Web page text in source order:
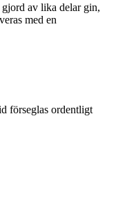
av lika delar gin,
med en
förseglas ordentligt